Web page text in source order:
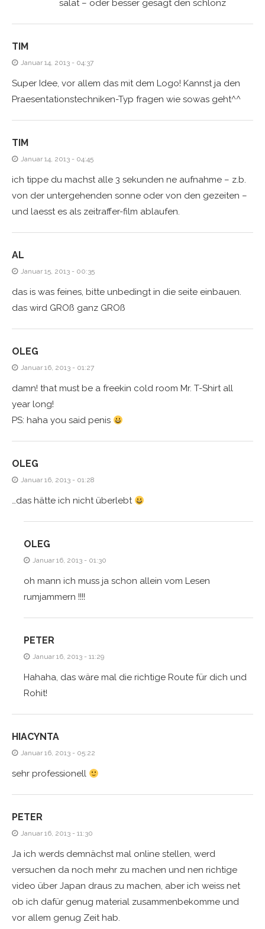
salat – oder besser gesagt den schlonz
TIM
Januar 14, 2013 - 04:37
Super Idee, vor allem das mit dem Logo! Kannst ja den
Praesentationstechniken-Typ fragen wie sowas geht^^
TIM
Januar 14, 2013 - 04:45
ich tippe du machst alle 3 sekunden ne aufnahme – z.b.
von der untergehenden sonne oder von den gezeiten –
und laesst es als zeitraffer-film ablaufen.
AL
Januar 15, 2013 - 00:35
das is was feines, bitte unbedingt in die seite einbauen.
das wird GROß ganz GROß
OLEG
Januar 16, 2013 - 01:27
damn! that must be a freekin cold room Mr. T-Shirt all
year long!
PS: haha you said penis
OLEG
Januar 16, 2013 - 01:28
…das hätte ich nicht überlebt
OLEG
Januar 16, 2013 - 01:30
oh mann ich muss ja schon allein vom Lesen
rumjammern !!!!
PETER
Januar 16, 2013 - 11:29
Hahaha, das wäre mal die richtige Route für dich und
Rohit!
HIACYNTA
Januar 16, 2013 - 05:22
sehr professionell
PETER
Januar 16, 2013 - 11:30
Ja ich werds demnächst mal online stellen, werd
versuchen da noch mehr zu machen und nen richtige
video über Japan draus zu machen, aber ich weiss net
ob ich dafür genug material zusammenbekomme und
vor allem genug Zeit hab.